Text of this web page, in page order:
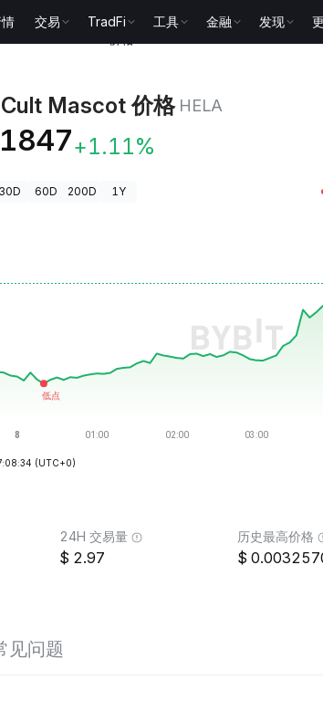
交易 TradFi 工具 金融 发现
Mascot 价格 HELA
+1.11%
30D 60D 200D 1Y
(UTC+0)
24H 交易量
2.97
历史最高价格
见问题